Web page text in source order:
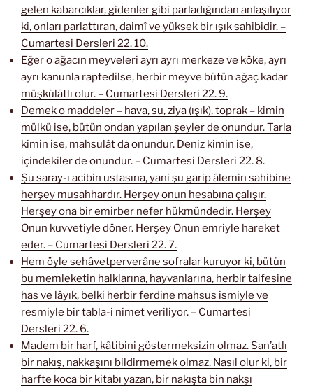
gelen kabarcıklar, gidenler gibi parladığından anlaşılıyor
ki, onları parlattıran, daimî ve yüksek bir ışık sahibidir. –
Cumartesi Dersleri 22. 10.
Eğer o ağacın meyveleri ayrı ayrı merkeze ve köke, ayrı
ayrı kanunla raptedilse, herbir meyve bütün ağaç kadar
müşkülâtlı olur. – Cumartesi Dersleri 22. 9.
Demek o maddeler – hava, su, ziya (ışık), toprak – kimin
mülkü ise, bütün ondan yapılan şeyler de onundur. Tarla
kimin ise, mahsulât da onundur. Deniz kimin ise,
içindekiler de onundur. – Cumartesi Dersleri 22. 8.
Şu saray-ı acibin ustasına, yani şu garip âlemin sahibine
herşey musahhardır. Herşey onun hesabına çalışır.
Herşey ona bir emirber nefer hükmündedir. Herşey
Onun kuvvetiyle döner. Herşey Onun emriyle hareket
eder. – Cumartesi Dersleri 22. 7.
Hem öyle sehâvetperverâne sofralar kuruyor ki, bütün
bu memleketin halklarına, hayvanlarına, herbir taifesine
has ve lâyık, belki herbir ferdine mahsus ismiyle ve
resmiyle bir tabla-i nimet veriliyor. – Cumartesi
Dersleri 22. 6.
Madem bir harf, kâtibini göstermeksizin olmaz. San’atlı
bir nakış, nakkaşını bildirmemek olmaz. Nasıl olur ki, bir
harfte koca bir kitabı yazan, bir nakışta bin nakşı